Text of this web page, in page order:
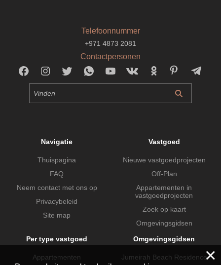
Telefoonnummer
+971 4873 2081
Contactpersonen
Navigatie
Thuispagina
FAQ
Neem contact met ons op
Privacybeleid
Site map
Vastgoed
Nieuwe vastgoedprojecten
Off-Plan
Appartementen in
vastgoedprojecten
Zoek op kaart
Omgevingsgidsen
Per type vastgoed
Appartementen
Omgevingsgidsen
Jumeirah Beach Residence×